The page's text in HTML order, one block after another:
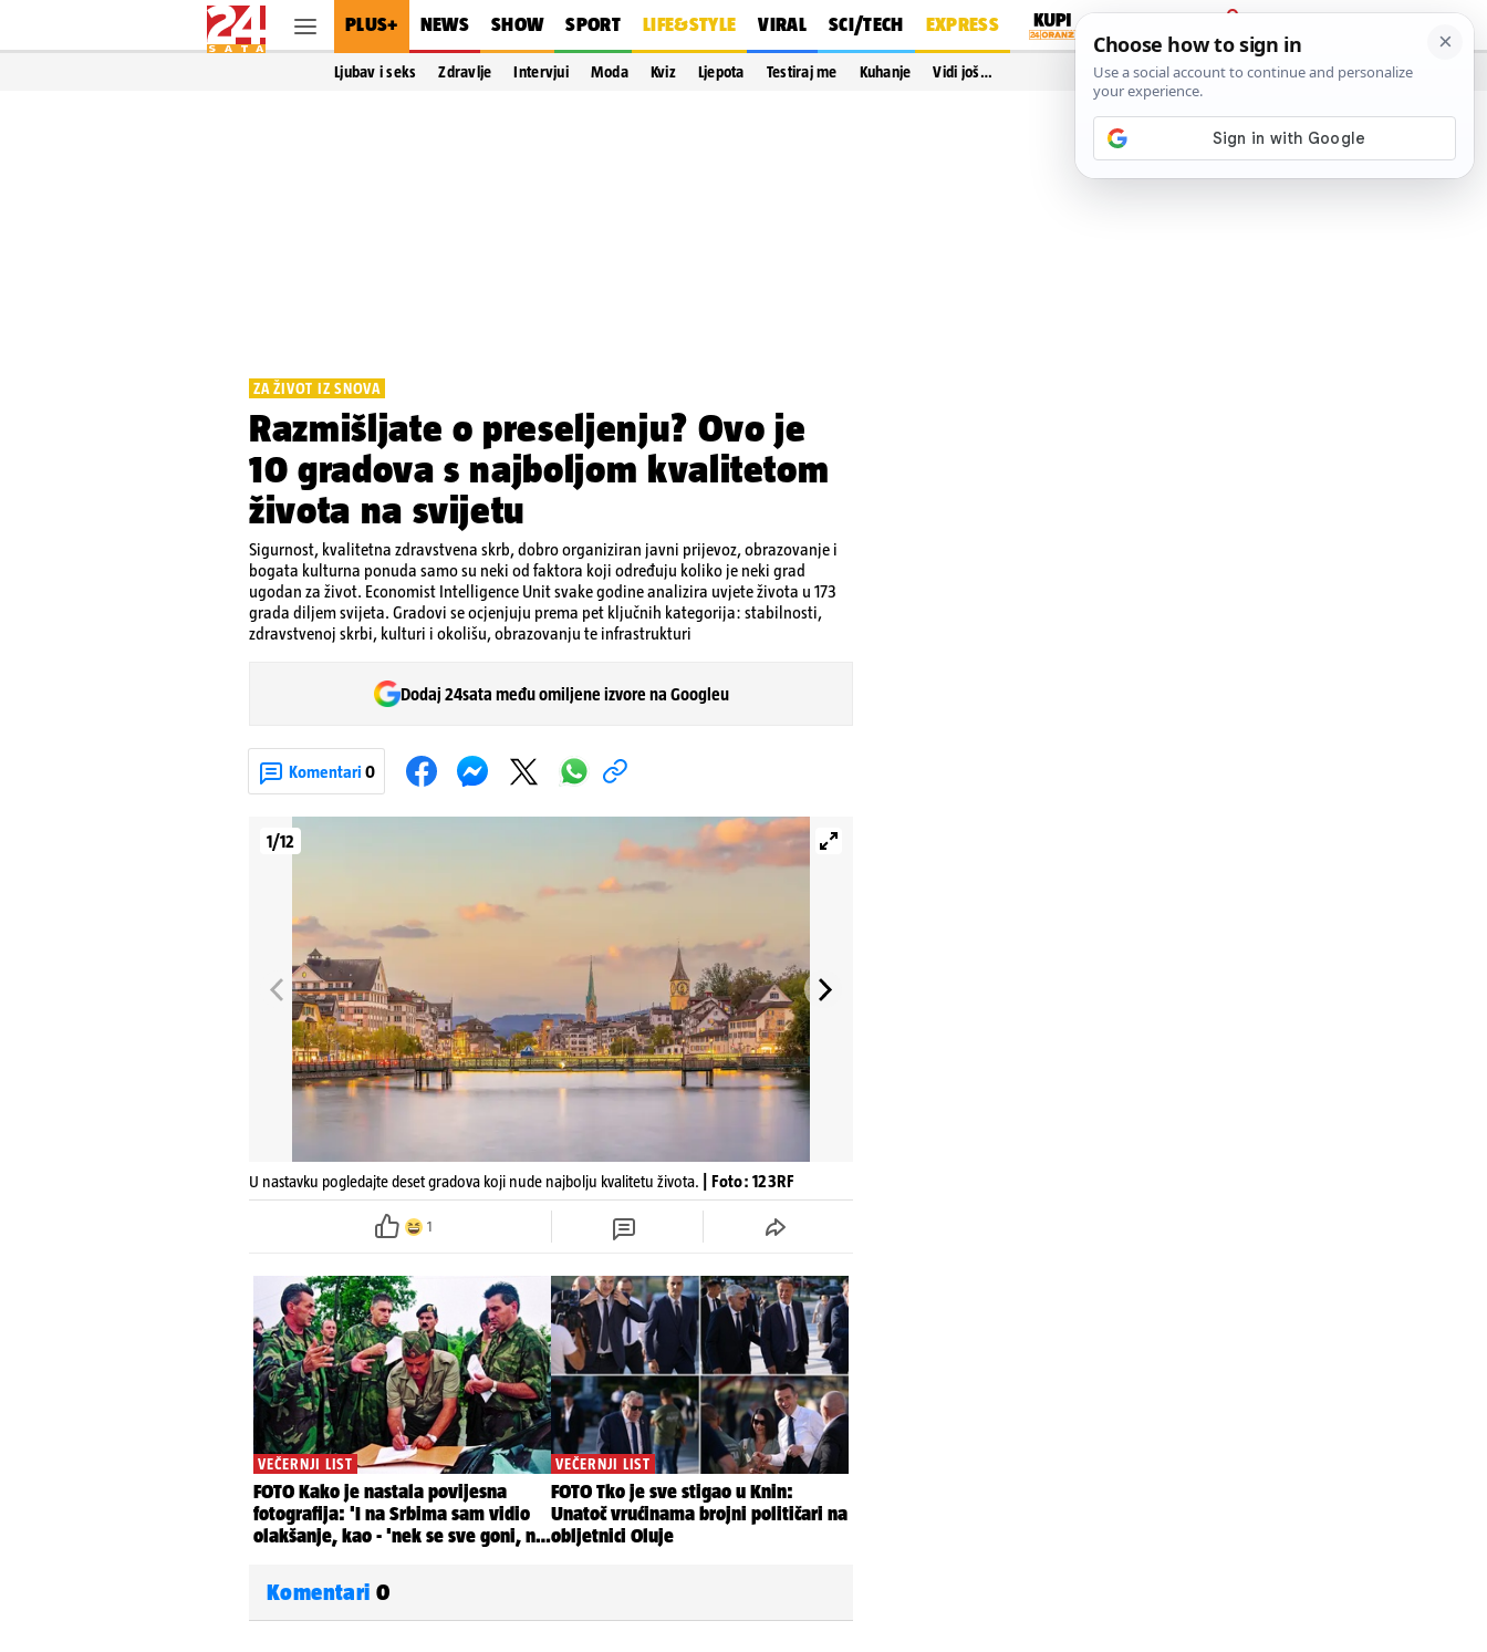
PLUS+ NEWS SHOW SPORT LIFE&STYLE VIRAL SCI/TECH EXPRESS
PRIJAVA
Ljubav i seks Zdravlje Intervjui Moda Kviz Ljepota Testiraj me Kuhanje Vidi još…
ZA ŽIVOT IZ SNOVA
Razmišljate o preseljenju? Ovo je
10 gradova s najboljom kvalitetom
života na svijetu
Sigurnost, kvalitetna zdravstvena skrb, dobro organiziran javni prijevoz, obrazovanje i
bogata kulturna ponuda samo su neki od faktora koji određuju koliko je neki grad
ugodan za život. Economist Intelligence Unit svake godine analizira uvjete života u 173
grada diljem svijeta. Gradovi se ocjenjuju prema pet ključnih kategorija: stabilnosti,
zdravstvenoj skrbi, kulturi i okolišu, obrazovanju te infrastrukturi
Dodaj 24sata među omiljene izvore na Googleu
Komentari 0
1/12
U nastavku pogledajte deset gradova koji nude najbolju kvalitetu života. | Foto: 123RF
1
Komentari 0